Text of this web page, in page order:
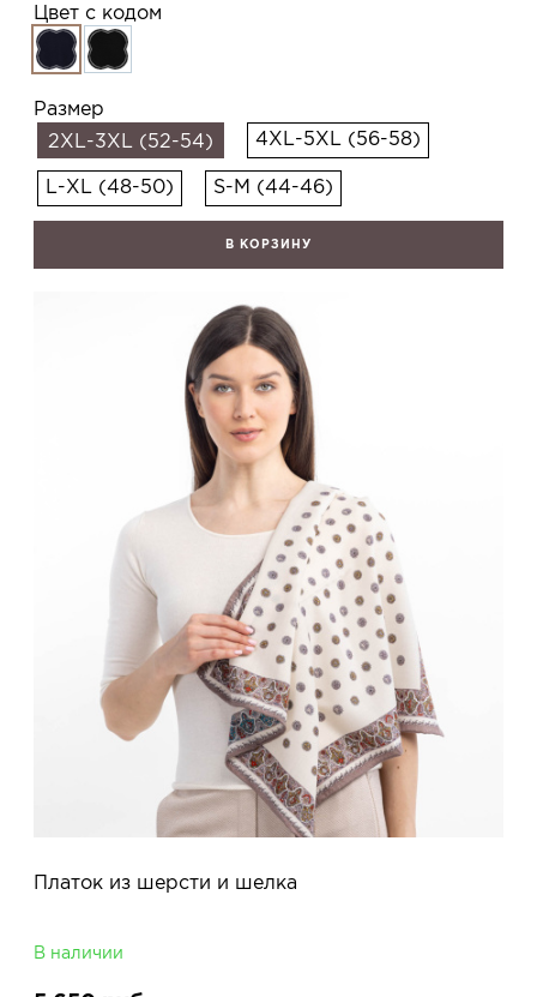
Цвет с кодом
Размер
2XL-3XL (52-54)
4XL-5XL (56-58)
L-XL (48-50) S-M (44-46)
В КОРЗИНУ
Платок из шерсти и шелка
В наличии